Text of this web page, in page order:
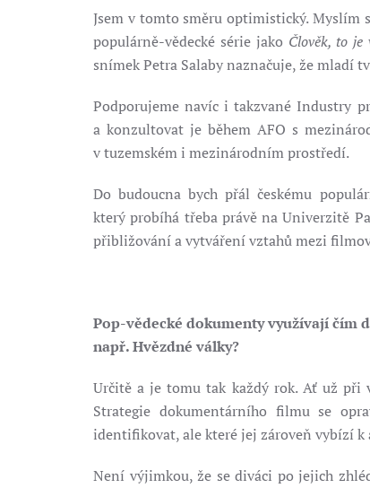
Jsem v tomto směru optimistický. Myslím
populárně-vědecké série jako Člověk, to je
snímek Petra Salaby naznačuje, že mladí
Podporujeme navíc i takzvané Industry
a konzultovat je během AFO s
v tuzemském i mezinárodním prostředí.
Do budoucna bych přál českému
který probíhá třeba právě na Univerzitě
přibližování a vytváření vztahů mezi
Pop-vědecké dokumenty využívají čím
např. Hvězdné války?
Určitě a je tomu tak každý rok. Ať už při
Strategie dokumentárního filmu se
identifikovat, ale které jej zároveň vybízí
Není výjimkou, že se diváci po jejich